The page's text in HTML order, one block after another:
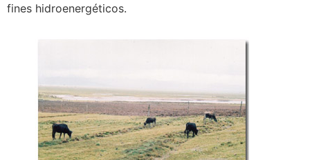
fines hidroenergéticos.